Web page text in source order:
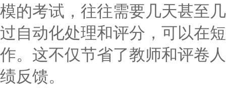
模的考试，往往需要几天甚至
过自动化处理和评分，可以在
作。这不仅节省了教师和评卷
绩反馈。